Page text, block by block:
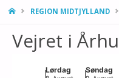
HJEMMESIDE
REGION MIDTJYLLAND
Vejret i
ChartLørdag Søndag